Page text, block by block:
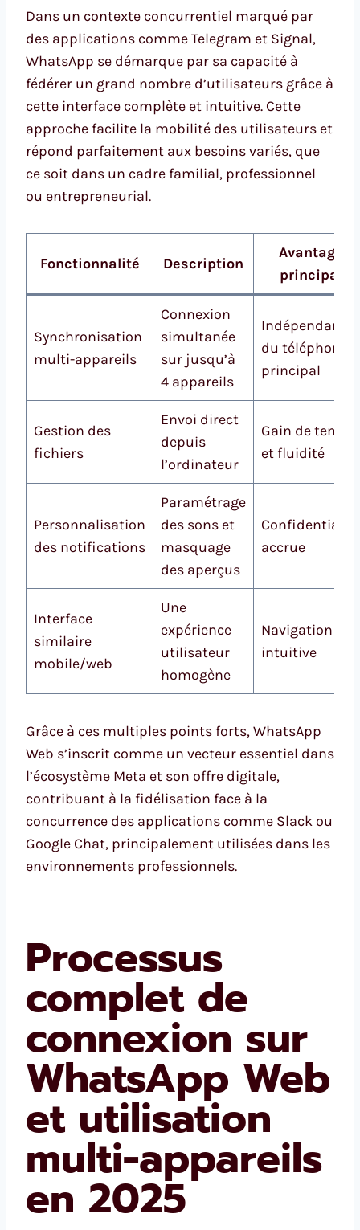
Dans un contexte concurrentiel marqué par
des applications comme Telegram et Signal,
WhatsApp se démarque par sa capacité à
fédérer un grand nombre d’utilisateurs grâce à
cette interface complète et intuitive. Cette
approche facilite la mobilité des utilisateurs et
répond parfaitement aux besoins variés, que
ce soit dans un cadre familial, professionnel
ou entrepreneurial.
Fonctionnalité Description
Avantage
principal
Synchronisation
multi-appareils
Connexion
simultanée
sur jusqu’à
4 appareils
Indépendance
du téléphone
principal
Gestion des
fichiers
Envoi direct
depuis
l’ordinateur
Gain de temps
et fluidité
Personnalisation
des notifications
Paramétrage
des sons et
masquage
des aperçus
Confidentialité
accrue
Interface
similaire
mobile/web
Une
expérience
utilisateur
homogène
Navigation
intuitive
Grâce à ces multiples points forts, WhatsApp
Web s’inscrit comme un vecteur essentiel dans
l’écosystème Meta et son offre digitale,
contribuant à la fidélisation face à la
concurrence des applications comme Slack ou
Google Chat, principalement utilisées dans les
environnements professionnels.
Processus
complet de
connexion sur
WhatsApp Web
et utilisation
multi-appareils
en 2025